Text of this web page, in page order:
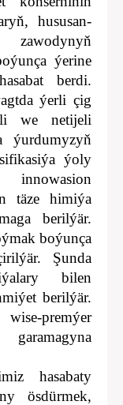
hususan-
ýerine
berdi.
ýerli çig
we netijeli
ýurdumyzyň
ýoly
täze himiýa
berilýär.
boýunça
Şunda
bilen
berilýär.
premýer
garamagyna
hasabaty
ösdürmek,